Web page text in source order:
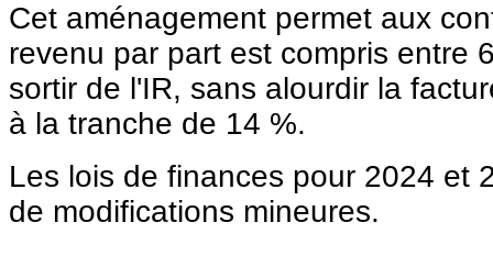
Cet aménagement permet aux
revenu par part est compris entre
sortir de l'IR, sans alourdir la
à la tranche de 14 %.
Les lois de finances pour 2024 et
de modifications mineures.